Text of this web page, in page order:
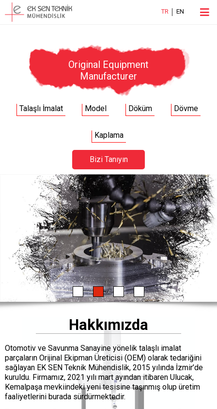
TR EN
Original Equipment
Manufacturer
Talaşlı İmalat Model Döküm Dövme
Kaplama
Bizi Tanıyın
Hakkımızda
Otomotiv ve Savunma Sanayine yönelik talaşlı imalat
parçaların Orijinal Ekipman Üreticisi (OEM) olarak tedariğini
sağlayan EK SEN Teknik Mühendislik, 2015 yılında İzmir’de
kuruldu. Firmamız, 2021 yılı mart ayından itibaren Ulucak,
Kemalpaşa mevkiindeki yeni tesisine taşınmış olup üretim
faaliyetlerini burada sürdürmektedir.